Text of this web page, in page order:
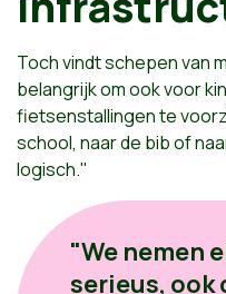
Toch vindt schepen van
belangrijk om ook voor
fietsenstallingen te
school, naar de bib of
logisch."
"We nemen
serieus, ook